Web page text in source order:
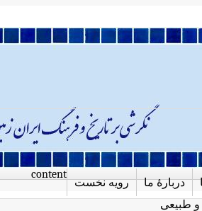
رویه نخست دربارهٔ ما
content
و طبیعی